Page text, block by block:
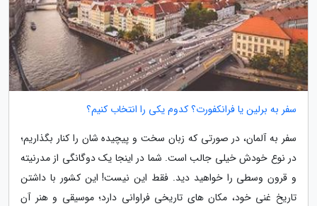
سفر به برلین یا فرانکفورت؟ کدوم یکی را انتخاب کنیم؟
سفر به آلمان، در صورتی که زبان سخت و پیچیده شان را کنار بگذاریم؛
در نوع خودش خیلی جالب است. شما در اینجا یک دوگانگی از مدرنیته
و قرون وسطی را خواهید دید. فقط این نیست! این کشور با داشتن
تاریخ غنی خود، مکان های تاریخی فراوانی دارد؛ موسیقی و هنر آن